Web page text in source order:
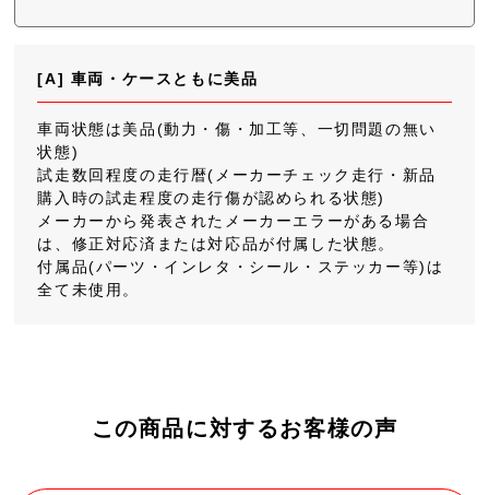
[A] 車両・ケースともに美品
車両状態は美品(動力・傷・加工等、一切問題の無い
状態)
試走数回程度の走行暦(メーカーチェック走行・新品
購入時の試走程度の走行傷が認められる状態)
メーカーから発表されたメーカーエラーがある場合
は、修正対応済または対応品が付属した状態。
付属品(パーツ・インレタ・シール・ステッカー等)は
全て未使用。
この商品に対するお客様の声